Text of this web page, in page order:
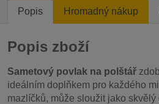
Popis Hromadný nákup
Popis zboží
Sametový povlak na polštář
ideálním doplňkem pro každého
mazlíčků, může sloužit jako skvělý